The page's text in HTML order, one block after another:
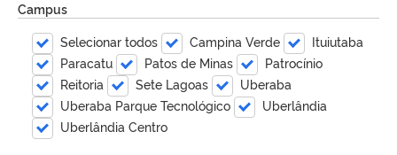
Campus
Selecionar todos
Campina Verde
Ituiutaba
Paracatu
Patos de Minas
Patrocínio
Reitoria
Sete Lagoas
Uberaba
Uberaba Parque Tecnológico
Uberlândia
Uberlândia Centro